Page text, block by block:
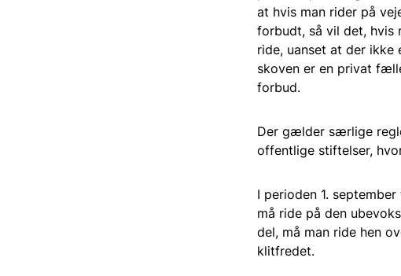
at hvis man rider på
forbudt, så vil det,
ride, uanset at der ikke
skoven er en privat
forbud.
Der gælder særlige
offentlige stiftelser,
I perioden 1.
må ride på den
del, må man ride hen
klitfredet.